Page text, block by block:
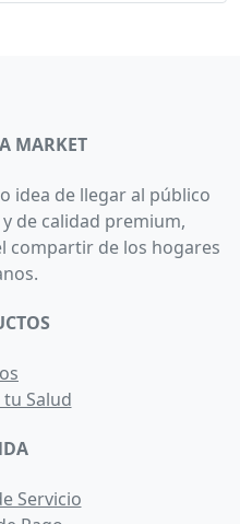
MARKET
idea de llegar al público
de calidad premium,
compartir de los hogares
Salud
Servicio